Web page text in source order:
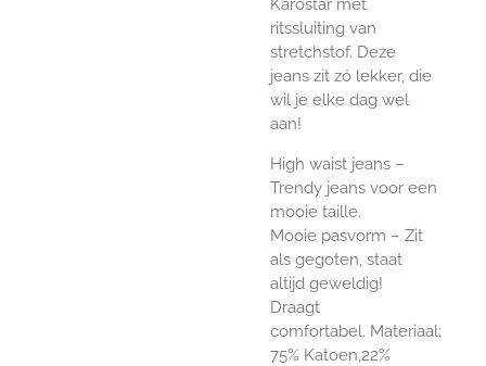
ritssluiting van
stretchstof. Deze
jeans zit zó lekker, die
wil je elke dag wel
aan!
High waist jeans –
Trendy jeans voor een
mooie taille.
Mooie pasvorm – Zit
als gegoten, staat
altijd geweldig!
Draagt
comfortabel. Materiaal:
75% Katoen,22%